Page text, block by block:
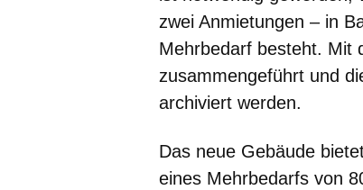
zwei Anmietungen – in
Mehrbedarf besteht. Mit
zusammengeführt und
archiviert werden.
Das neue Gebäude
eines Mehrbedarfs von